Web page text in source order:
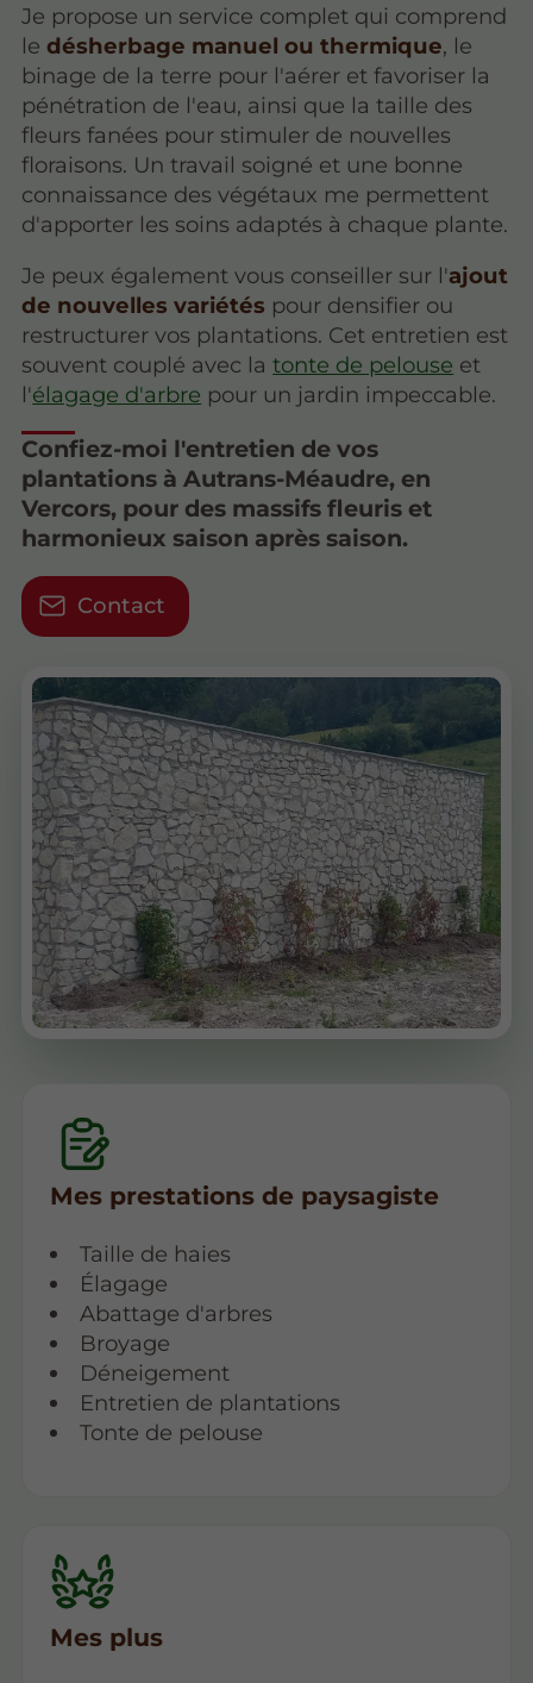
Je propose un service complet qui comprend
ledésherbage manuel ou thermique, le
binage de la terre pour l'aérer et favoriser la
pénétration de l'eau, ainsi que la taille des
fleurs fanées pour stimuler de nouvelles
floraisons. Un travail soigné et une bonne
connaissance des végétaux me permettent
d'apporter les soins adaptés à chaque plante.
Je peux également vous conseiller sur l'ajout
de nouvelles variétés pour densifier ou
restructurer vos plantations. Cet entretien est
souvent couplé avec latonte de pelouse et
l'élagage d'arbre pour un jardin impeccable.
Confiez-moi l'entretien de vos
plantations à Autrans-Méaudre, en
Vercors, pour des massifs fleuris et
harmonieux saison après saison.
Contact
Mes prestations de paysagiste
Taille de haies
Élagage
Abattage d'arbres
Broyage
Déneigement
Entretien de plantations
Tonte de pelouse
Mes plus